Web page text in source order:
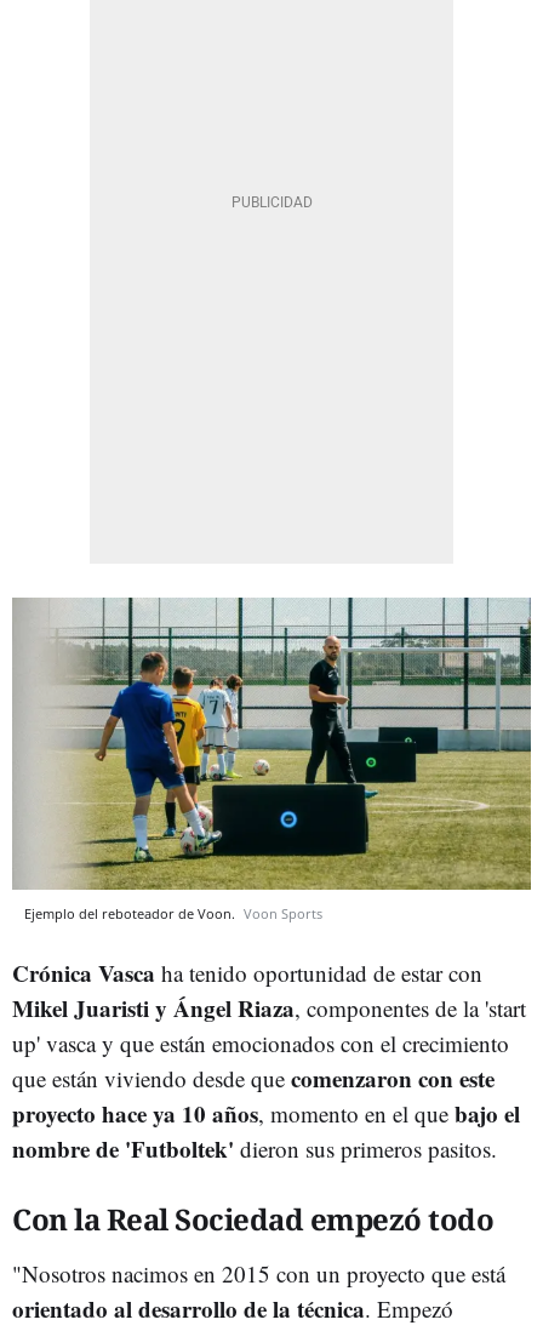
Ejemplo del reboteador de Voon. Voon Sports
Crónica Vasca ha tenido oportunidad de estar con
Mikel Juaristi y Ángel Riaza, componentes de la 'start
up' vasca y que están emocionados con el crecimiento
que están viviendo desde que comenzaron con este
proyecto hace ya 10 años, momento en el que bajo el
nombre de 'Futboltek' dieron sus primeros pasitos.
Con la Real Sociedad empezó todo
"Nosotros nacimos en 2015 con un proyecto que está
orientado al desarrollo de la técnica. Empezó